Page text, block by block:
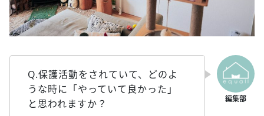
Q.保護活動をされていて、どのよ
うな時に「やっていて良かった」
と思われますか？